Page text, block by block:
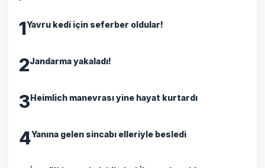
1Yavru kedi için seferber oldular!
2Jandarma yakaladı!
3Heimlich manevrası yine hayat kurtardı
4Yanına gelen sincabı elleriyle besledi